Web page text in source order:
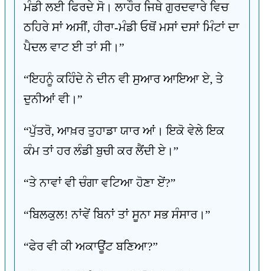
ਮੰਡੀ ਲਈ ਫਿਰਦੇ ਸੋ। ਲਾਹੌਰ ਜਿਥੇ ਗੁਰਦਵਾਰੇ ਵਿਚ
ਠਹਿਰੇ ਸਾਂ ਅਸੀਂ, ਹੀਰਾ-ਮੰਡੀ ਓਥੋਂ ਮਸਾਂ ਦਸਾਂ ਮਿੰਟਾਂ ਦਾ
ਪੈਦਲ ਵਾਟ ਈ ਤਾਂ ਸੀ।”
“ਇਹਨੂੰ ਕਹਿੰਦੇ ਨੇ ਦੀਨ ਵੀ ਸੁਆਰ ਆਇਆ ਏ, ਤੇ
ਦੁਨੀਆਂ ਵੀ।”
“ਪੁੱਤਰੋ, ਆਖ਼ਰ ਤੁਹਾਡਾ ਯਾਰ ਆਂ। ਇਕੋ ਵੇਲੇ ਇਕ
ਕੰਮ ਤਾਂ ਹਰ ਲੰਡੀ ਬੁਚੀ ਕਰ ਲੈਂਦੀ ਏ।”
“ਤੇ ਨਾਵਾਂ ਵੀ ਚੰਗਾ ਵਟਿਆ ਹੋਣਾ ਏਂ?”
“ਬਿਲਕੁਲ! ਨਾਂਵੇਂ ਬਿਨਾਂ ਤਾਂ ਸੂਨਾ ਸਭ ਸੰਸਾਰ।”
“ਫੇਰ ਵੀ ਕੀ ਅਕਾਊਂਟ ਬਣਿਆ?”